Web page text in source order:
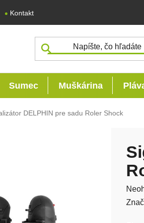
Kontakt
Sumec Muškárina
DELPHIN pre sadu Roler Shock